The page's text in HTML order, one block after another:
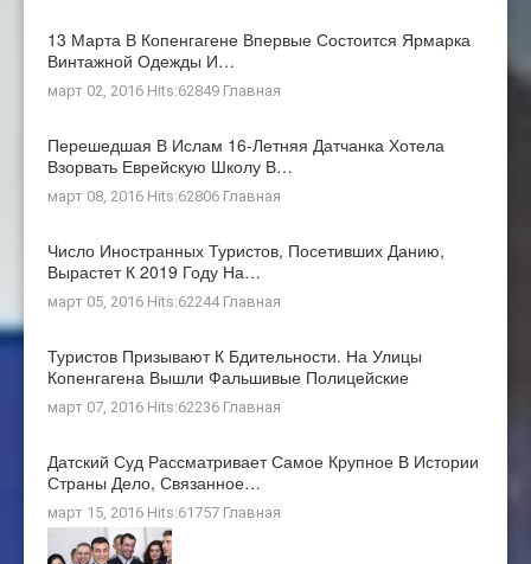
13 Марта В Копенгагене Впервые Состоится Ярмарка
Винтажной Одежды И…
март 02, 2016 Hits:62849 Главная
Перешедшая В Ислам 16-Летняя Датчанка Хотела
Взорвать Еврейскую Школу В…
март 08, 2016 Hits:62806 Главная
Число Иностранных Туристов, Посетивших Данию,
Вырастет К 2019 Году На…
март 05, 2016 Hits:62244 Главная
Туристов Призывают К Бдительности. На Улицы
Копенгагена Вышли Фальшивые Полицейские
март 07, 2016 Hits:62236 Главная
Датский Суд Рассматривает Самое Крупное В Истории
Страны Дело, Связанное…
март 15, 2016 Hits:61757 Главная